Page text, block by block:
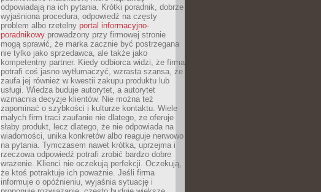
odpowiadają na ich pytania. Krótki poradnik, dobrze
wyjaśniona procedura, odpowiedź na częsty
problem albo rzetelny portal informacyjno-
poradnikowy prowadzony przy firmowej stronie
mogą sprawić, że marka zacznie być postrzegana
nie tylko jako sprzedawca, ale także jako
kompetentny partner. Kiedy odbiorca widzi, że firma
potrafi coś jasno wytłumaczyć, wzrasta szansa, że
zaufa jej również w kwestii zakupu produktu lub
usługi. Wiedza buduje autorytet, a autorytet
wzmacnia decyzje klientów. Nie można też
zapominać o szybkości i kulturze kontaktu. Wiele
małych firm traci zaufanie nie dlatego, że oferuje
słaby produkt, lecz dlatego, że nie odpowiada na
wiadomości, unika konkretów albo reaguje nerwowo
na pytania. Tymczasem nawet krótka, uprzejma i
rzeczowa odpowiedź potrafi zrobić bardzo dobre
wrażenie. Klienci nie oczekują perfekcji. Oczekują,
że ktoś potraktuje ich poważnie. Jeśli firma
informuje o opóźnieniu, wyjaśnia sytuację i